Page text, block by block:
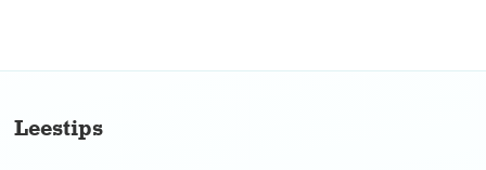
Leestips